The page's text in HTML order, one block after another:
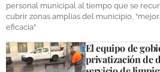
personal municipal al tiempo que se
cubrir zonas amplias del municipio,
eficacia"
El equipo de
privatización de